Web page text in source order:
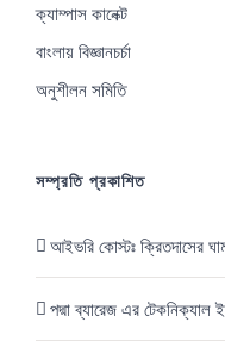
ক্যাম্পাস কানেক্ট
বাংলায় বিজ্ঞানচর্চা
অনুশীলন সমিতি
সম্প্রতি প্রকাশিত
আইভরি কোস্টঃ ক্রিতদাসের
পদ্মা ব্যারেজ এর টেকনিক্যাল